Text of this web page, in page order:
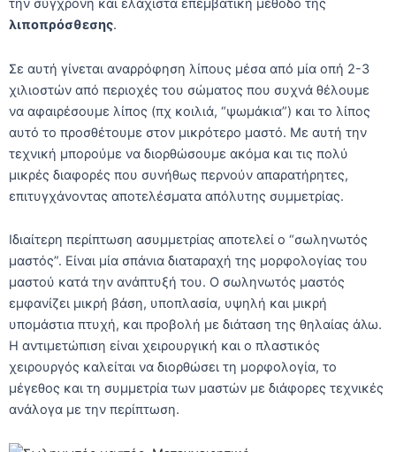
την σύγχρονη και ελάχιστα επεμβατική μέθοδο της
λιποπρόσθεσης.
Σε αυτή γίνεται αναρρόφηση λίπους μέσα από μία οπή 2-3
χιλιοστών από περιοχές του σώματος που συχνά θέλουμε
να αφαιρέσουμε λίπος (πχ κοιλιά, “ψωμάκια”) και το λίπος
αυτό το προσθέτουμε στον μικρότερο μαστό. Με αυτή την
τεχνική μπορούμε να διορθώσουμε ακόμα και τις πολύ
μικρές διαφορές που συνήθως περνούν απαρατήρητες,
επιτυγχάνοντας αποτελέσματα απόλυτης συμμετρίας.
Ιδιαίτερη περίπτωση ασυμμετρίας αποτελεί ο “σωληνωτός
μαστός”. Είναι μία σπάνια διαταραχή της μορφολογίας του
μαστού κατά την ανάπτυξή του. Ο σωληνωτός μαστός
εμφανίζει μικρή βάση, υποπλασία, υψηλή και μικρή
υπομάστια πτυχή, και προβολή με διάταση της θηλαίας άλω.
Η αντιμετώπιση είναι χειρουργική και ο πλαστικός
χειρουργός καλείται να διορθώσει τη μορφολογία, το
μέγεθος και τη συμμετρία των μαστών με διάφορες τεχνικές
ανάλογα με την περίπτωση.